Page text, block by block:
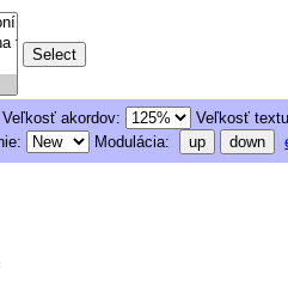
Veľkosť akordov:
Veľkosť
Modulácia: up down